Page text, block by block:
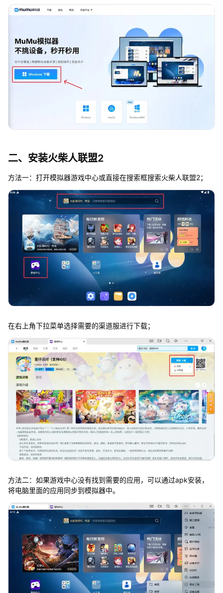
二、安装火柴人联盟2
方法一：打开模拟器游戏中心或直接在搜索框搜索火柴人联盟2；
在右上角下拉菜单选择需要的渠道服进行下载；
方法二：如果游戏中心没有找到需要的应用，可以通过apk安装，
将电脑里面的应用同步到模拟器中。